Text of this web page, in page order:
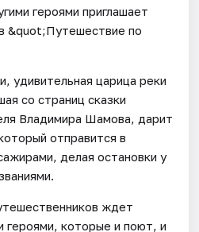
героями приглашает
&quot;Путешествие по
удивительная царица реки
со страниц сказки
Владимира Шамова, дарит
отправится в
делая остановки у
ждет
героями, которые и поют, и